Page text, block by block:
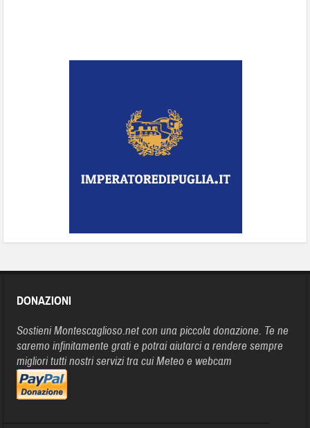
DONAZIONI
Sostieni Montescaglioso.net con una piccola donazione. Te ne
saremo infinitamente grati e potrai aiutarci a rendere sempre
migliori tutti nostri servizi tra cui Meteo e webcam